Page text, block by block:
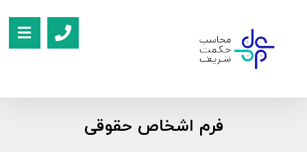
فرم اشخاص حقوقی